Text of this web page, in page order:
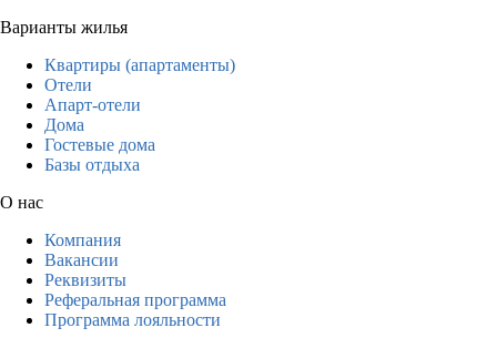
Варианты жилья
Квартиры (апартаменты)
Отели
Апарт-отели
Дома
Гостевые дома
Базы отдыха
О нас
Компания
Вакансии
Реквизиты
Реферальная программа
Программа лояльности